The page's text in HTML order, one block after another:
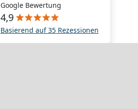
Google Bewertung
4,9
Basierend auf 35 Rezessionen